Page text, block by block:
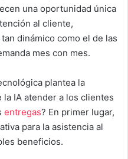
una oportunidad única
al cliente,
dinámico como el de las
mes con mes.
plantea la
IA atender a los clientes
entregas? En primer lugar,
para la asistencia al
beneficios.